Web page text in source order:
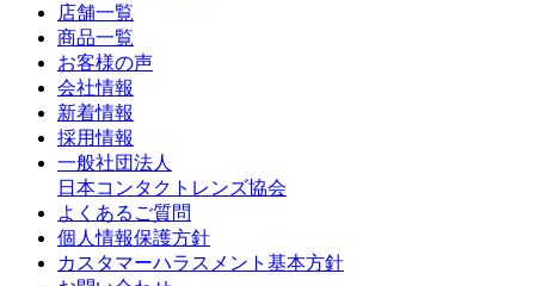
店舗一覧
商品一覧
お客様の声
会社情報
新着情報
採用情報
一般社団法人
日本コンタクトレンズ協会
よくあるご質問
個人情報保護方針
カスタマーハラスメント基本方針